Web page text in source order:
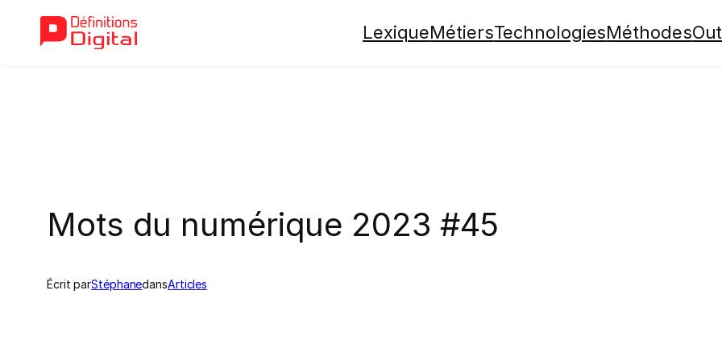
LexiqueMétiersTechnologiesMéthodes
Mots du numérique 2023 #45
Écrit parStéphanedansArticles